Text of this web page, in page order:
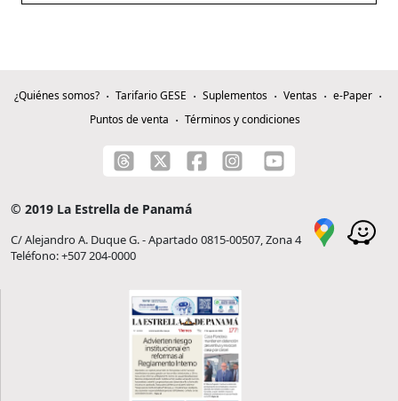
¿Quiénes somos? Tarifario GESE Suplementos Ventas
e-Paper
Puntos de venta
Términos y condiciones
© 2019 La Estrella de Panamá
C/ Alejandro A. Duque G. - Apartado 0815-00507, Zona 4
Teléfono: +507 204-0000